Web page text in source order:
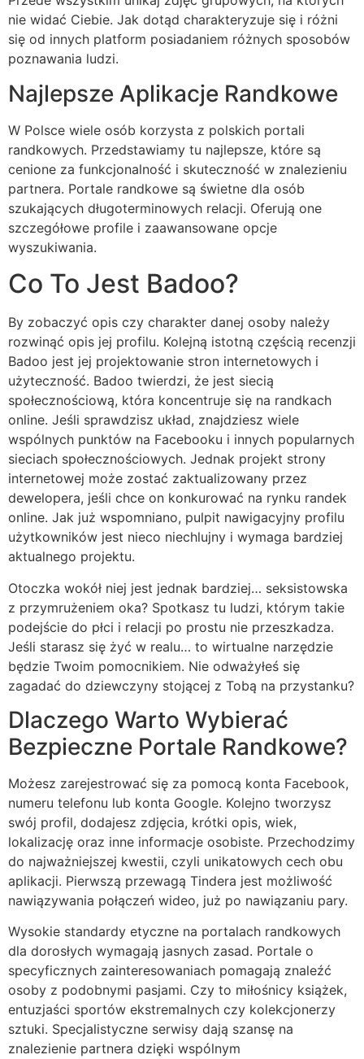
nie widać Ciebie. Jak dotąd charakteryzuje się i różni
się od innych platform posiadaniem różnych sposobów
poznawania ludzi.
Najlepsze Aplikacje Randkowe
W Polsce wiele osób korzysta z polskich portali
randkowych. Przedstawiamy tu najlepsze, które są
cenione za funkcjonalność i skuteczność w znalezieniu
partnera. Portale randkowe są świetne dla osób
szukających długoterminowych relacji. Oferują one
szczegółowe profile i zaawansowane opcje
wyszukiwania.
Co To Jest Badoo?
By zobaczyć opis czy charakter danej osoby należy
rozwinąć opis jej profilu. Kolejną istotną częścią recenzji
Badoo jest jej projektowanie stron internetowych i
użyteczność. Badoo twierdzi, że jest siecią
społecznościową, która koncentruje się na randkach
online. Jeśli sprawdzisz układ, znajdziesz wiele
wspólnych punktów na Facebooku i innych popularnych
sieciach społecznościowych. Jednak projekt strony
internetowej może zostać zaktualizowany przez
dewelopera, jeśli chce on konkurować na rynku randek
online. Jak już wspomniano, pulpit nawigacyjny profilu
użytkowników jest nieco niechlujny i wymaga bardziej
aktualnego projektu.
Otoczka wokół niej jest jednak bardziej… seksistowska
z przymrużeniem oka? Spotkasz tu ludzi, którym takie
podejście do płci i relacji po prostu nie przeszkadza.
Jeśli starasz się żyć w realu… to wirtualne narzędzie
będzie Twoim pomocnikiem. Nie odważyłeś się
zagadać do dziewczyny stojącej z Tobą na przystanku?
Dlaczego Warto Wybierać
Bezpieczne Portale Randkowe?
Możesz zarejestrować się za pomocą konta Facebook,
numeru telefonu lub konta Google. Kolejno tworzysz
swój profil, dodajesz zdjęcia, krótki opis, wiek,
lokalizację oraz inne informacje osobiste. Przechodzimy
do najważniejszej kwestii, czyli unikatowych cech obu
aplikacji. Pierwszą przewagą Tindera jest możliwość
nawiązywania połączeń wideo, już po nawiązaniu pary.
Wysokie standardy etyczne na portalach randkowych
dla dorosłych wymagają jasnych zasad. Portale o
specyficznych zainteresowaniach pomagają znaleźć
osoby z podobnymi pasjami. Czy to miłośnicy książek,
entuzjaści sportów ekstremalnych czy kolekcjonerzy
sztuki. Specjalistyczne serwisy dają szansę na
znalezienie partnera dzięki wspólnym